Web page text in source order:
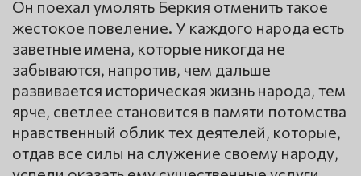
Он поехал умолять Беркия отменить такое
жестокое повеление. У каждого народа есть
заветные имена, которые никогда не
забываются, напротив, чем дальше
развивается историческая жизнь народа, тем
ярче, светлее становится в памяти потомства
нравственный облик тех деятелей, которые,
отдав все силы на служение своему народу,